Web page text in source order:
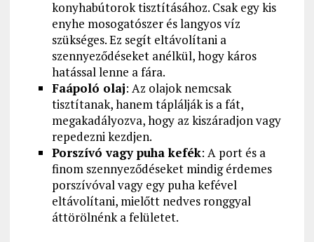
konyhabútorok tisztításához. Csak egy kis
enyhe mosogatószer és langyos víz
szükséges. Ez segít eltávolítani a
szennyeződéseket anélkül, hogy káros
hatással lenne a fára.
Faápoló olaj: Az olajok nemcsak
tisztítanak, hanem táplálják is a fát,
megakadályozva, hogy az kiszáradjon vagy
repedezni kezdjen.
Porszívó vagy puha kefék: A port és a
finom szennyeződéseket mindig érdemes
porszívóval vagy egy puha kefével
eltávolítani, mielőtt nedves ronggyal
áttörölnénk a felületet.